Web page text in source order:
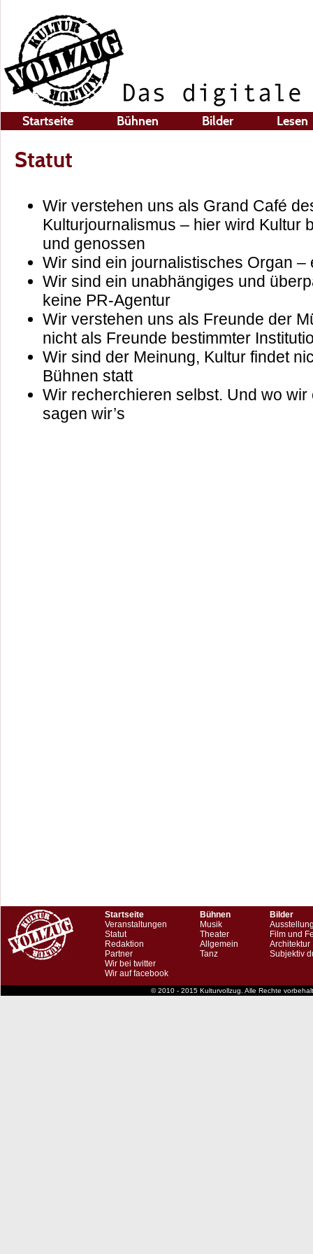
Startseite Bühnen Bilder Lesen
Statut
Wir verstehen uns als Grand Café
Kulturjournalismus – hier wird Kultur
und genossen
Wir sind ein journalistisches Organ –
Wir sind ein unabhängiges und
keine PR-Agentur
Wir verstehen uns als Freunde der
nicht als Freunde bestimmter
Wir sind der Meinung, Kultur findet
Bühnen statt
Wir recherchieren selbst. Und wo
sagen wir’s
Startseite
Veranstaltungen
Statut
Redaktion
Partner
Wir bei twitter
Wir auf facebook
Bühnen
Musik
Theater
Allgemein
Tanz
Bilder
Film und
Architektur
Subjektiv
© 2010 - 2015 Kulturvollzug. Alle Rechte